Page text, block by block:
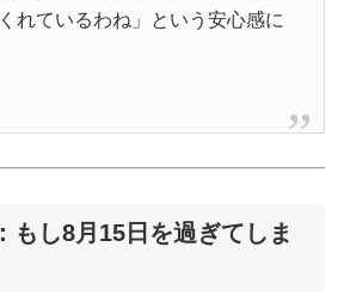
れているわね」という安心感に
もし8月15日を過ぎてしま